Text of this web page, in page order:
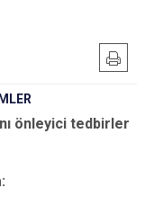
önleyici tedbirler